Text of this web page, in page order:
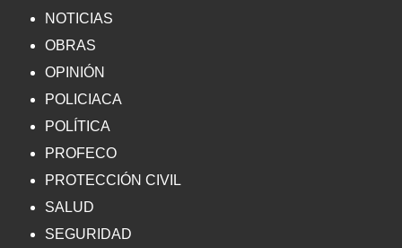
NOTICIAS
OBRAS
OPINIÓN
POLICIACA
POLÍTICA
PROFECO
PROTECCIÓN CIVIL
SALUD
SEGURIDAD